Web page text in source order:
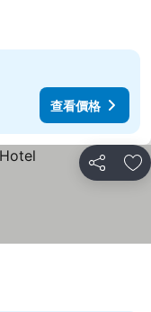
查看價格
分享 加